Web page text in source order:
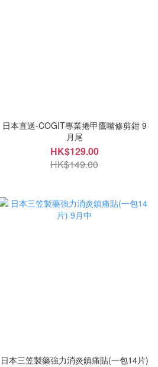
日本直送-COGIT專業捲甲鷹嘴修剪鉗 9
月尾
HK$129.00
HK$149.00
日本三笠製藥強力消炎鎮痛貼(一包14片)